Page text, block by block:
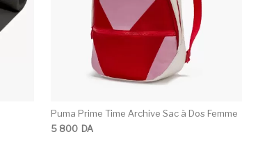
Puma Prime Time Archive Sac à Dos Femme
5 800 DA